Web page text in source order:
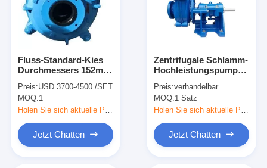
Fluss-Standard-Kies
Durchmessers 152mm
ausbaggernder Kopf-
der zentrifugalen
Schlamm-Pumpen-
maximaler 45m hoher
Preis:USD 3700-4500 /SET
MOQ:1
Jetzt Chatten
Zentrifugale Schlamm-
Hochleistungspumpe/
Schlamm-Pumpe
Preis:verhandelbar
MOQ:1 Satz
Jetzt Chatten